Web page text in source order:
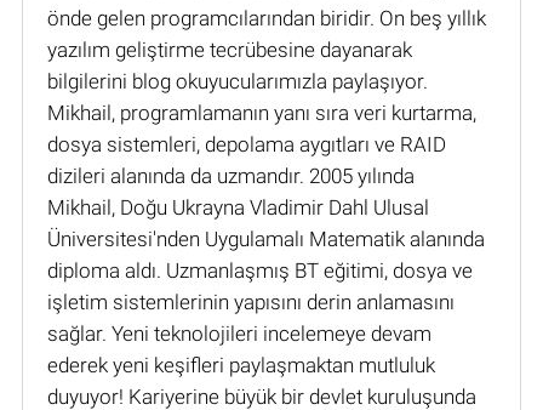
önde gelen programcılarından biridir. On beş yıllık
yazılım geliştirme tecrübesine dayanarak
bilgilerini blog okuyucularımızla paylaşıyor.
Mikhail, programlamanın yanı sıra veri kurtarma,
dosya sistemleri, depolama aygıtları ve RAID
dizileri alanında da uzmandır. 2005 yılında
Mikhail, Doğu Ukrayna Vladimir Dahl Ulusal
Üniversitesi'nden Uygulamalı Matematik alanında
diploma aldı. Uzmanlaşmış BT eğitimi, dosya ve
işletim sistemlerinin yapısını derin anlamasını
sağlar. Yeni teknolojileri incelemeye devam
ederek yeni keşifleri paylaşmaktan mutluluk
duyuyor! Kariyerine büyük bir devlet kuruluşunda